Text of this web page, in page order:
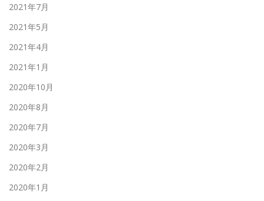
2021年7月
2021年5月
2021年4月
2021年1月
2020年10月
2020年8月
2020年7月
2020年3月
2020年2月
2020年1月